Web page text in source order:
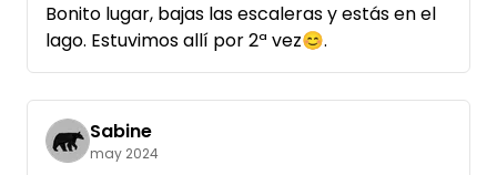
Bonito lugar, bajas las escaleras y estás en el
lago. Estuvimos allí por 2ª vez😊.
Sabine
may 2024